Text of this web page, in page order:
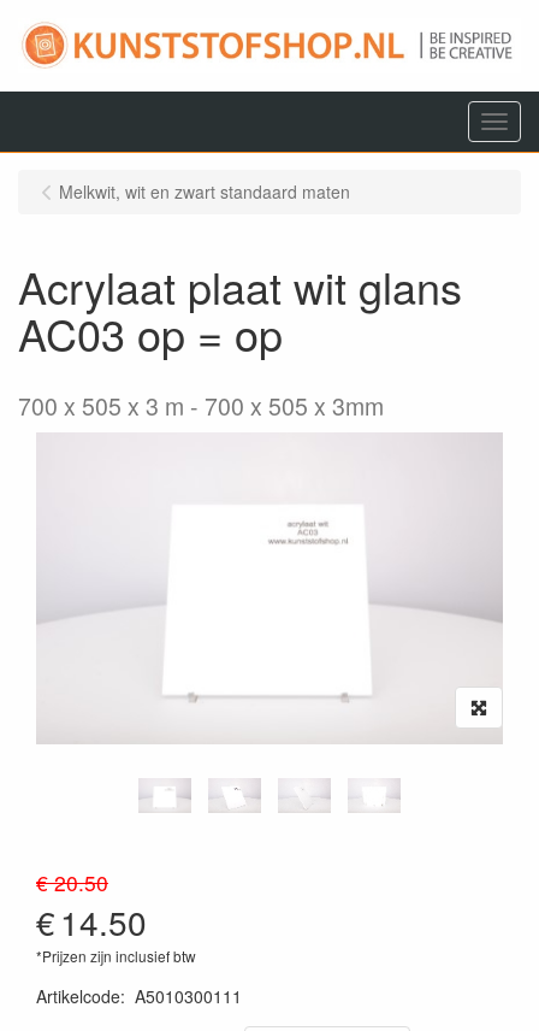
Menu
Melkwit, wit en zwart standaard maten
Acrylaat plaat wit glans
AC03 op = op
700 x 505 x 3 m 700 x 505 x 3mm
€ 20.50
€14.50
*Prijzen zijn inclusief btw
Artikelcode: A5010300111